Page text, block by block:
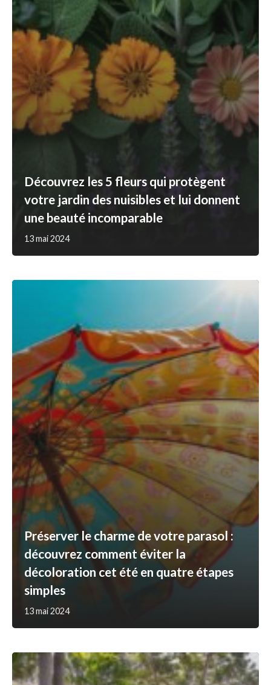
Découvrez les 5 fleurs qui protègent
votre jardin des nuisibles et lui donnent
une beauté incomparable
13 mai 2024
Préserver le charme de votre parasol :
découvrez comment éviter la
décoloration cet été en quatre étapes
simples
13 mai 2024